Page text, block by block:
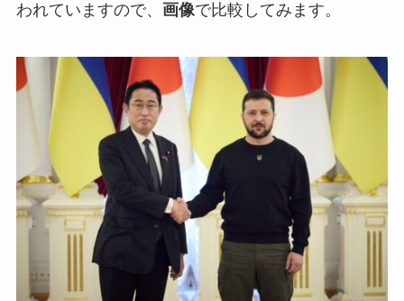
われていますので、 画像で比較してみます。